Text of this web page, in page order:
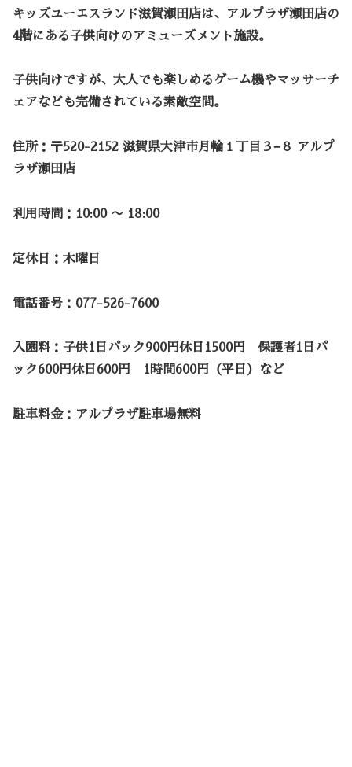
キッズユーエスランド滋賀瀬田店は、アルプラザ瀬田店の
4階にある子供向けのアミューズメント施設。
子供向けですが、大人でも楽しめるゲーム機やマッサーチ
ェアなども完備されている素敵空間。
住所：〒520-2152 滋賀県大津市月輪１丁目３−８ アルプ
ラザ瀬田店
利用時間：10:00 〜 18:00
定休日：木曜日
電話番号： 077-526-7600
入園料：子供1日パック900円休日1500円 保護者1日パ
ック600円休日600円 1時間600円（平日）など
駐車料金：アルプラザ駐車場無料